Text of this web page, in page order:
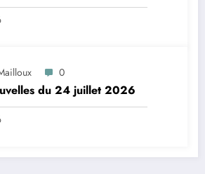
0
du 24 juillet 2026